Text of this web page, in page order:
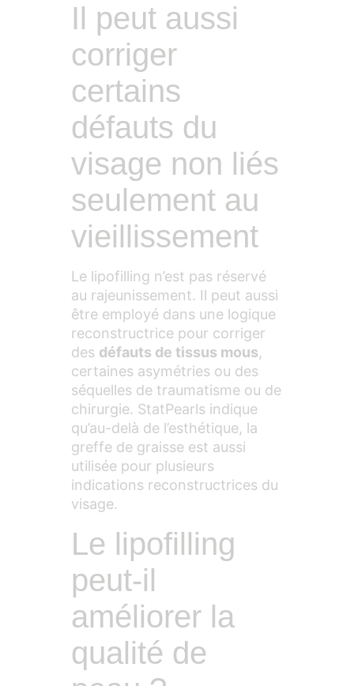
Il peut aussi
corriger
certains
défauts du
visage non liés
seulement au
vieillissement
Le lipofilling n’est pas réservé
au rajeunissement. Il peut aussi
être employé dans une logique
reconstructrice pour corriger
des défauts de tissus mous,
certaines asymétries ou des
séquelles de traumatisme ou de
chirurgie. StatPearls indique
qu’au-delà de l’esthétique, la
greffe de graisse est aussi
utilisée pour plusieurs
indications reconstructrices du
visage.
Le lipofilling
peut-il
améliorer la
qualité de